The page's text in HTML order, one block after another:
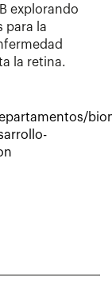
explorando
para la
la retina.